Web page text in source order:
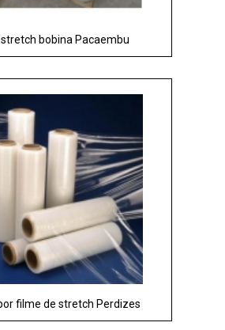
bobina Pacaembu
filme de stretch Perdizes